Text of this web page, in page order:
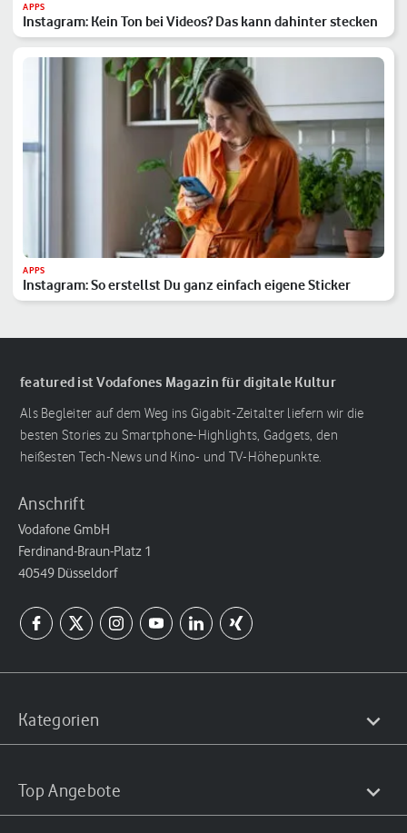
APPS
Instagram: Kein Ton bei Videos? Das kann dahinter stecken
APPS
Instagram: So erstellst Du ganz einfach eigene Sticker
featured ist Vodafones Magazin für digitale Kultur
Als Begleiter auf dem Weg ins Gigabit-Zeitalter liefern wir die
besten Stories zu Smartphone-Highlights, Gadgets, den
heißesten Tech-News und Kino- und TV-Höhepunkte.
Anschrift
Vodafone GmbH
Ferdinand-Braun-Platz 1
40549 Düsseldorf
Kategorien
Top Angebote